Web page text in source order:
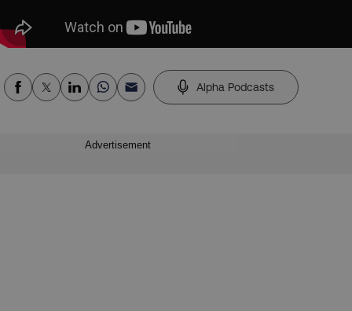
Alpha Podcasts
Advertisement